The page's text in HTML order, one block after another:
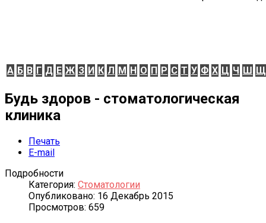
А Б В Г Д Е Ж З И К Л М Н О П Р С Т У Ф Х Ц Ч Ш Щ
Будь здоров - стоматологическая
клиника
Печать
E-mail
Подробности
Категория: Стоматологии
Опубликовано: 16 Декабрь 2015
Просмотров: 659